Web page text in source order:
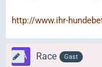
http://www.ihr-
Race Gast